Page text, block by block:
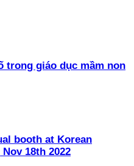
trong giáo dục mầm non
booth at Korean
18th 2022